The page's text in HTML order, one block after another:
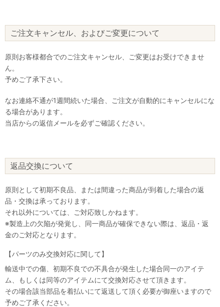
ご注文キャンセル、およびご変更について
原則お客様都合でのご注文キャンセル、ご変更はお受けできませ
ん。
予めご了承下さい。
なお連絡不通が1週間続いた場合、ご注文が自動的にキャンセルにな
る場合があります。
当店からの返信メールを必ずご確認ください。
返品交換について
原則として初期不良品、または間違った商品が到着した場合の返
品・交換は承っております。
それ以外については、ご対応致しかねます。
※製造上の欠陥が発覚し、同一商品が確保できない際は、返品・返
金のご対応となります。
【パーツのみ交換対応に関して】
輸送中での傷、初期不良での不具合が発生した場合同一のアイテ
ム、もしくは同等のアイテムにて交換対応させて頂きます。
その場合該当部品を着払いにて返送して頂く必要が御座いますので
予めご了承ください。